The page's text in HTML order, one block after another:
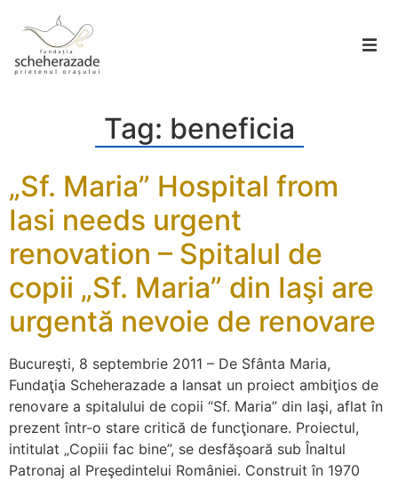
Tag: beneficia
„Sf. Maria” Hospital from
Iasi needs urgent
renovation – Spitalul de
copii „Sf. Maria” din Iaşi are
urgentă nevoie de renovare
Bucureşti, 8 septembrie 2011 – De Sfânta Maria,
Fundaţia Scheherazade a lansat un proiect ambiţios de
renovare a spitalului de copii “Sf. Maria” din Iaşi, aflat în
prezent într-o stare critică de funcţionare. Proiectul,
intitulat „Copiii fac bine”, se desfăşoară sub Înaltul
Patronaj al Preşedintelui României. Construit în 1970